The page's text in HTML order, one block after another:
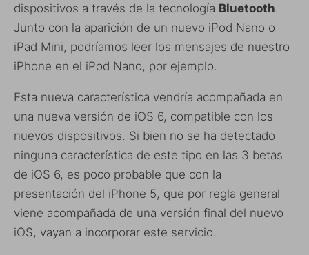
dispositivos a través de la tecnología Bluetooth.
Junto con la aparición de un nuevo iPod Nano o
iPad Mini, podríamos leer los mensajes de nuestro
iPhone en el iPod Nano, por ejemplo.
Esta nueva característica vendría acompañada en
una nueva versión de iOS 6, compatible con los
nuevos dispositivos. Si bien no se ha detectado
ninguna característica de este tipo en las 3 betas
de iOS 6, es poco probable que con la
presentación del iPhone 5, que por regla general
viene acompañada de una versión final del nuevo
iOS, vayan a incorporar este servicio.